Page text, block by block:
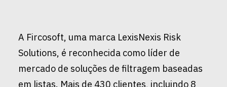
A Fircosoft, uma marca LexisNexis Risk
Solutions, é reconhecida como líder de
mercado de soluções de filtragem baseadas
em listas. Mais de 430 clientes, incluindo 8